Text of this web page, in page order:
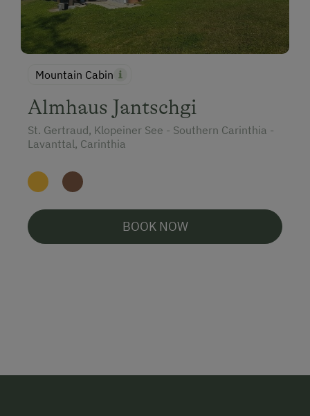
Mountain Cabin
Almhaus Jantschgi
St. Gertraud, Klopeiner See - Southern Carinthia -
Lavanttal, Carinthia
BOOK NOW